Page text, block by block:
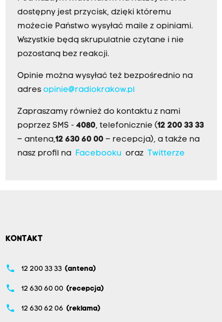
dostępny jest przycisk, dzięki któremu
możecie Państwo wysyłać maile z opiniami.
Wszystkie będą skrupulatnie czytane i nie
pozostaną bez reakcji.
Opinie można wysyłać też bezpośrednio na
adres opinie@radiokrakow.pl
Zapraszamy również do kontaktu z nami
poprzez SMS - 4080, telefonicznie (12 200 33 33
– antena,12 630 60 00 – recepcja), a także na
nasz profil na Facebookuoraz Twitterze
KONTAKT
phone 12 200 33 33 (antena)
phone 12 630 60 00 (recepcja)
phone 12 630 62 06 (reklama)